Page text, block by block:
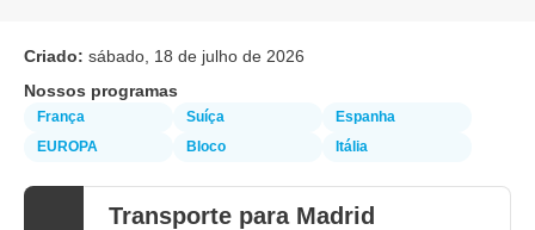
Criado: sábado, 18 de julho de 2026
Nossos programas
França Suíça
Espanha
EUROPA
Bloco Itália
Transporte para Madrid